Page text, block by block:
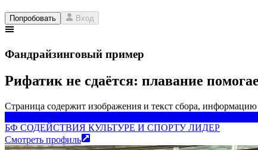
Попробовать Вход
Фандрайзинговый пример
Рифатик не сдаётся: плавание
Страница содержит изображения и текст сбора,
БФ СОДЕЙСТВИЯ КУЛЬТУРЕ И СПОРТУ ЛИДЕР
Смотреть профиль